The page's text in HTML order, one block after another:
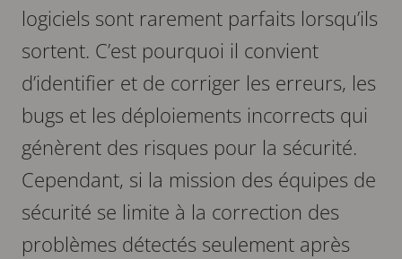
logiciels sont rarement parfaits lorsqu’ils
sortent. C’est pourquoi il convient
d’identifier et de corriger les erreurs, les
bugs et les déploiements incorrects qui
génèrent des risques pour la sécurité.
Cependant, si la mission des équipes de
sécurité se limite à la correction des
problèmes détectés seulement après